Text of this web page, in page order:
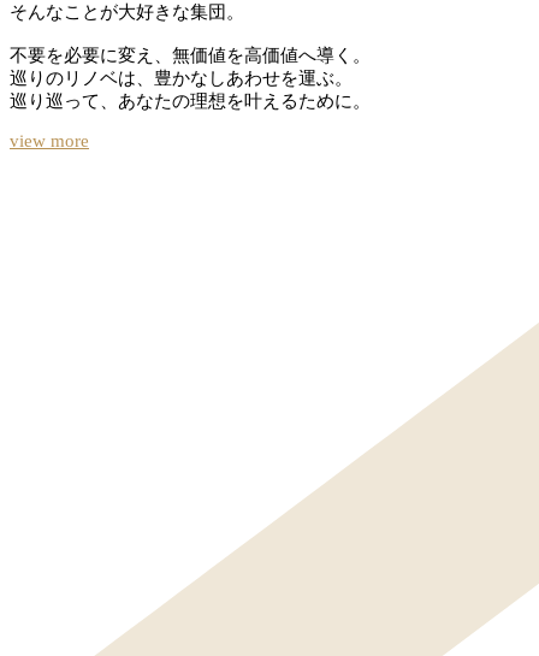
そんなことが大好きな集団。
不要を必要に変え、無価値を高価値へ導く。
巡りのリノベは、豊かなしあわせを運ぶ。
巡り巡って、あなたの理想を叶えるために。
view more